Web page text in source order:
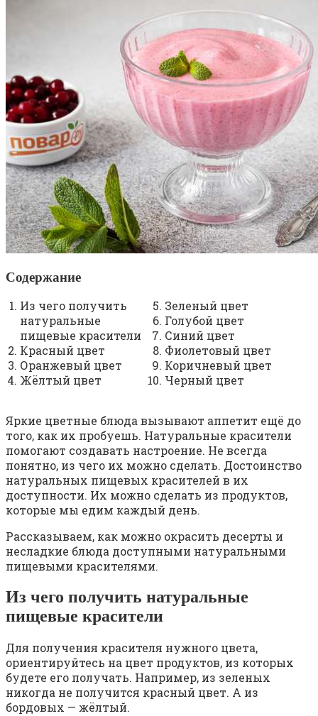
Содержание
Из чего получить
натуральные
пищевые красители
Красный цвет
Оранжевый цвет
Жёлтый цвет
Зеленый цвет
Голубой цвет
Синий цвет
Фиолетовый цвет
Коричневый цвет
Черный цвет
Яркие цветные блюда вызывают аппетит ещё до
того, как их пробуешь. Натуральные красители
помогают создавать настроение. Не всегда
понятно, из чего их можно сделать. Достоинство
натуральных пищевых красителей в их
доступности. Их можно сделать из продуктов,
которые мы едим каждый день.
Рассказываем, как можно окрасить десерты и
несладкие блюда доступными натуральными
пищевыми красителями.
Из чего получить натуральные
пищевые красители
Для получения красителя нужного цвета,
ориентируйтесь на цвет продуктов, из которых
будете его получать. Например, из зеленых
никогда не получится красный цвет. А из
бордовых — жёлтый.